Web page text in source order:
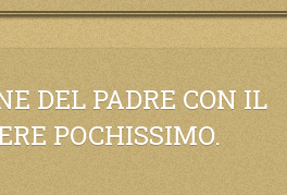
DEL PADRE CON IL
POCHISSIMO.